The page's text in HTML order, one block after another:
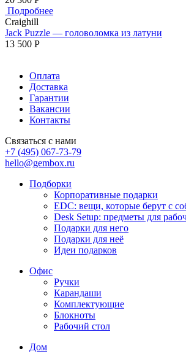
Подробнее
Craighill
Jack Puzzle — головоломка из латуни
13 500 Р
Оплата
Доставка
Гарантии
Вакансии
Контакты
Связаться с нами
+7 (495) 067-73-79
hello@gembox.ru
Подборки
Корпоративные подарки
EDC: вещи, которые берут с
Desk Setup: предметы для
Подарки для него
Подарки для неё
Идеи подарков
Офис
Ручки
Карандаши
Комплектующие
Блокноты
Рабочий стол
Дом